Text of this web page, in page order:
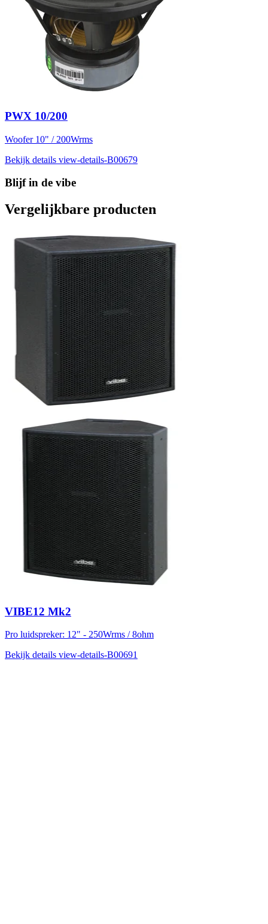
PWX 10/200
Woofer 10" / 200Wrms
Bekijk details view-details-B00679
Blijf in de vibe
Vergelijkbare producten
VIBE12 Mk2
Pro luidspreker: 12" - 250Wrms / 8ohm
Bekijk details view-details-B00691